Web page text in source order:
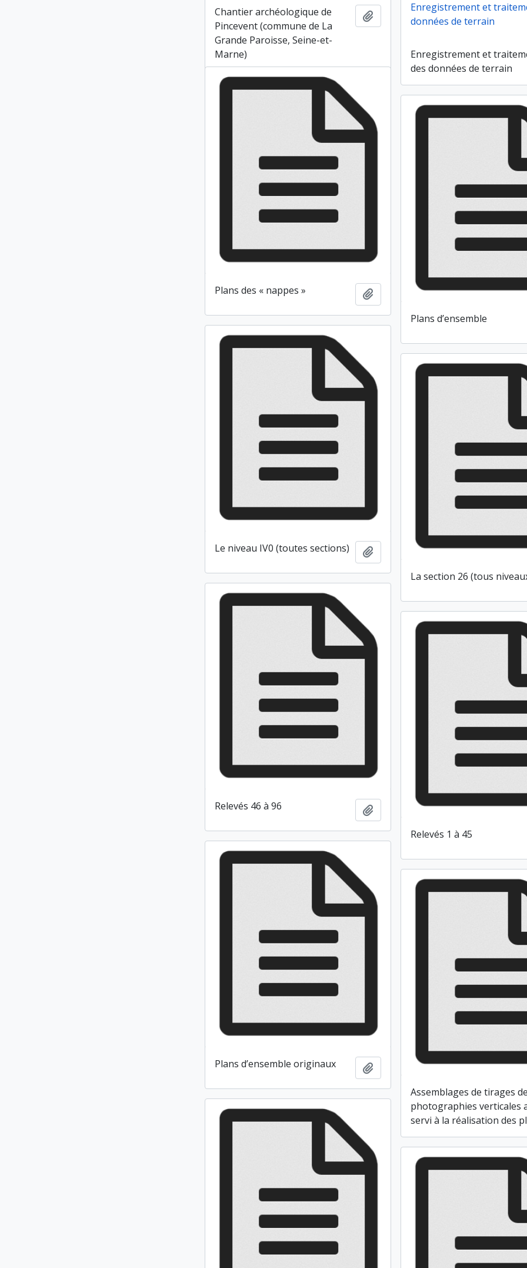
Chantier archéologique de
Pincevent (commune de La
Grande Paroisse, Seine-et-
Marne)
Ajouter au presse-papier
Enregistrement et
données de terrain
Enregistrement et
des données de terrain
Plans des « nappes »
Ajouter au presse-papier
Plans d’ensemble
Le niveau IV0 (toutes sections)
Ajouter au presse-papier
La section 26 (tous
Relevés 46 à 96
Ajouter au presse-papier
Relevés 1 à 45
Plans d’ensemble originaux
Ajouter au presse-papier
Assemblages de tirages de
photographies verticales
servi à la réalisation des